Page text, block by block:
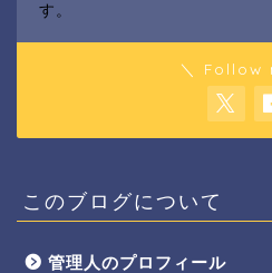
す。
＼ Follow
このブログについて
管理人のプロフィール